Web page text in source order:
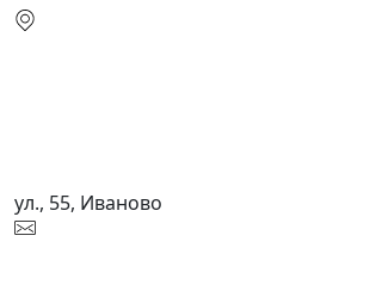
ул., 55, Иваново